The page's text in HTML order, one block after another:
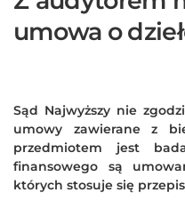
umowa o
Sąd Najwyższy nie
umowy zawierane z
przedmiotem jest
finansowego są
których stosuje się